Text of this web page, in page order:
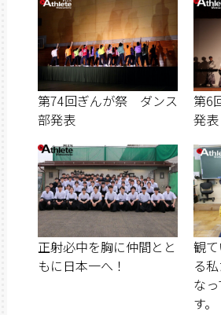
第74回ぎんが祭 ダンス
部発表
第6
発表
正射必中を胸に仲間とと
もに日本一へ！
観
る
な
す。